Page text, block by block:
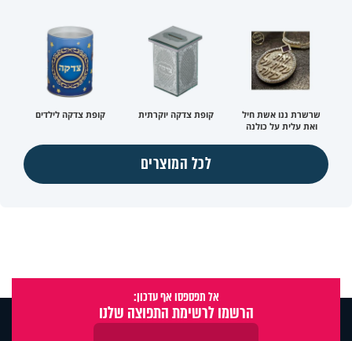
שרשרת ננו אשת חיל
ואת עלית על כולנה
קופת צדקה יוקרתית קופת צדקה לילדים
לכל המוצרים
אל תפספסו אף עדכון:
הרשמו לרשימת התפוצה שלנו